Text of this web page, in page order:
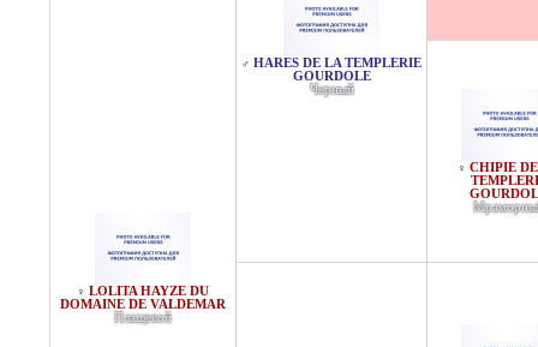
♀ LOLITA HAYZE DU
DOMAINE DE VALDEMAR
Плащевой
♂ HARES DE LA TEMPLERIE
GOURDOLE
Черный
♀ CHIPIE